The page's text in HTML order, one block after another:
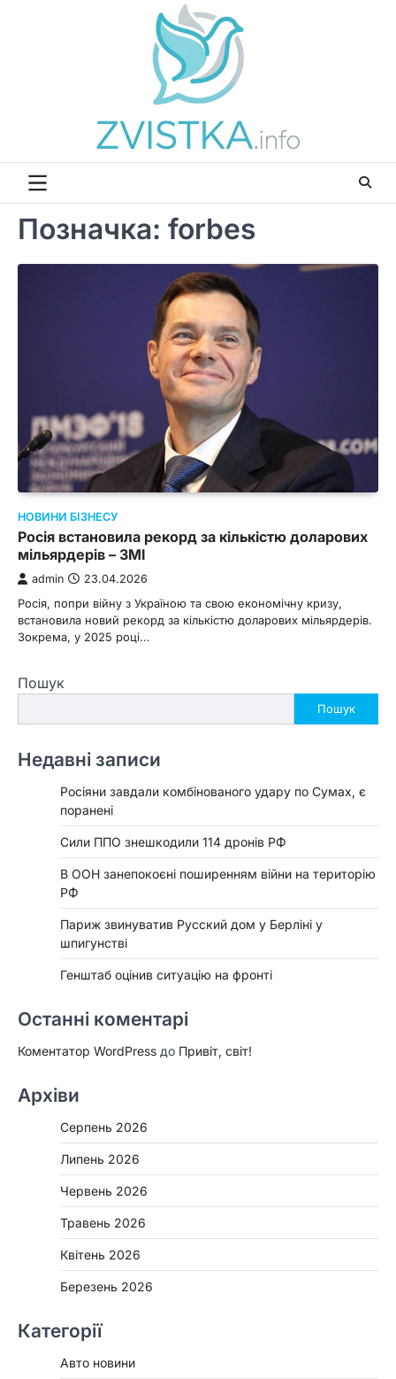
Позначка: forbes
НОВИНИ БІЗНЕСУ
Росія встановила рекорд за кількістю доларових
мільярдерів – ЗМІ
admin 23.04.2026
Росія, попри війну з Україною та свою економічну кризу,
встановила новий рекорд за кількістю доларових мільярдерів.
Зокрема, у 2025 році…
Пошук
Пошук
Недавні записи
Росіяни завдали комбінованого удару по Сумах, є
поранені
Сили ППО знешкодили 114 дронів РФ
В ООН занепокоєні поширенням війни на територію
РФ
Париж звинуватив Русский дом у Берліні у
шпигунстві
Генштаб оцінив ситуацію на фронті
Останні коментарі
Коментатор WordPress до Привіт, світ!
Архіви
Серпень 2026
Липень 2026
Червень 2026
Травень 2026
Квітень 2026
Березень 2026
Категорії
Авто новини